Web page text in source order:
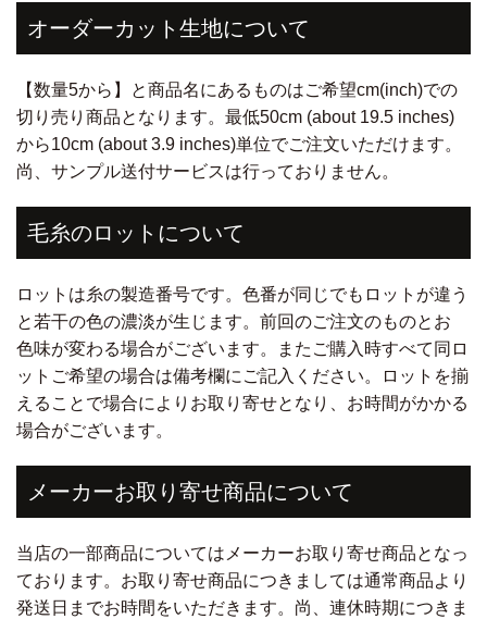
オーダーカット生地について
【数量5から】と商品名にあるものはご希望cm(inch)での
切り売り商品となります。最低50cm (about 19.5 inches)
から10cm (about 3.9 inches)単位でご注文いただけます。
尚、サンプル送付サービスは行っておりません。
毛糸のロットについて
ロットは糸の製造番号です。色番が同じでもロットが違う
と若干の色の濃淡が生じます。前回のご注文のものとお
色味が変わる場合がございます。またご購入時すべて同ロ
ットご希望の場合は備考欄にご記入ください。ロットを揃
えることで場合によりお取り寄せとなり、お時間がかかる
場合がございます。
メーカーお取り寄せ商品について
当店の一部商品についてはメーカーお取り寄せ商品となっ
ております。お取り寄せ商品につきましては通常商品より
発送日までお時間をいただきます。尚、連休時期につきま